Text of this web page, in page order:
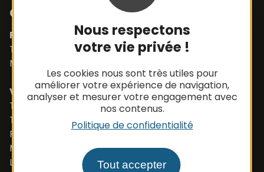
Nous respectons
votre vie privée !
Les cookies nous sont très utiles pour
améliorer votre expérience de navigation,
analyser et mesurer votre engagement avec
nos contenus.
Politique de confidentialité
Tout accepter
Contacts
Pièces détachées
Tél. +33 (0)5 65 48 19 32
Mail :
Véhicules
Tél. +33 (0)5 65 48 05 75
Tél. +33 (0)5 65 48 37 97
Port. +33 (0)6 79 50 77 83
Mail :
vehicule@apbfrance.com
Langues parlées : Français, Anglais, Polonais